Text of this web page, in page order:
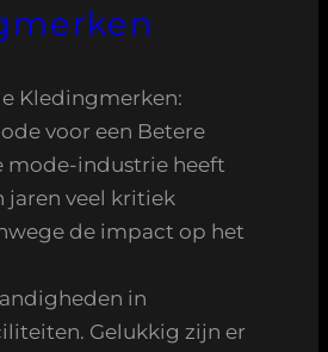
Kledingmerken:
voor een Betere
mode-industrie heeft
jaren veel kritiek
de impact op het
in
Gelukkig zijn er